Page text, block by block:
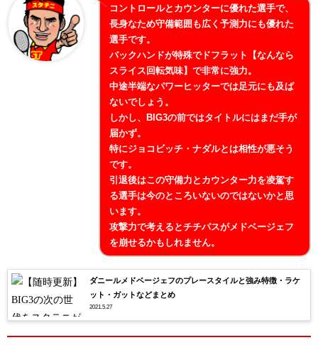
コントロールとカウンターに優れた選手で、
長身なため守備範囲も広く予測力にも優れた
選手です。
バックハンドが特殊でドフラット【なんなら
スライス回転気味】で非常に強力。
中途半端なパワーヒッターでは足元にも及ば
ないでしょう。
しかし、BIG3の前ではタイトルにはまだ手が
届かず。
特にジョコビッチ・ナダルとは相性が悪そう
です。
引退後はこの守備力とカウンター力を凌駕す
る選手は今のところいないのではないかと思
います。
攻撃力で考えるとチチパスがメドベージェフ
を崩せるかもしれません。
ダニールメドベージェフのプレースタイルと強み特徴・ラケ
ット・ガットなどまとめ
2021.5.27